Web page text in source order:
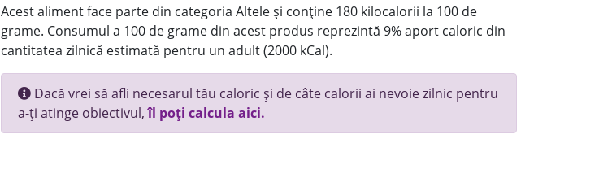
Acest aliment face parte din categoria Altele și conține 180 kilocalorii la 100 de
grame. Consumul a 100 de grame din acest produs reprezintă 9% aport caloric din
cantitatea zilnică estimată pentru un adult (2000 kCal).
Dacă vrei să afli necesarul tău caloric și de câte calorii ai nevoie zilnic pentru
a-ți atinge obiectivul,îl poți calcula aici.